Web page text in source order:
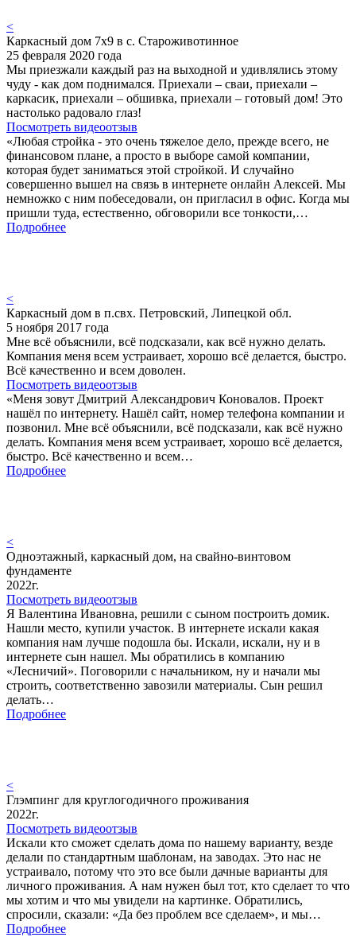
<
Каркасный дом 7х9 в с. Староживотинное
25 февраля 2020 года
Мы приезжали каждый раз на выходной и удивлялись этому
чуду - как дом поднимался. Приехали – сваи, приехали –
каркасик, приехали – обшивка, приехали – готовый дом! Это
настолько радовало глаз!
Посмотреть видеоотзыв
«Любая стройка - это очень тяжелое дело, прежде всего, не
финансовом плане, а просто в выборе самой компании,
которая будет заниматься этой стройкой. И случайно
совершенно вышел на связь в интернете онлайн Алексей. Мы
немножко с ним побеседовали, он пригласил в офис. Когда мы
пришли туда, естественно, обговорили все тонкости,…
Подробнее
<
Каркасный дом в п.свх. Петровский, Липецкой обл.
5 ноября 2017 года
Мне всё объяснили, всё подсказали, как всё нужно делать.
Компания меня всем устраивает, хорошо всё делается, быстро.
Всё качественно и всем доволен.
Посмотреть видеоотзыв
«Меня зовут Дмитрий Александрович Коновалов. Проект
нашёл по интернету. Нашёл сайт, номер телефона компании и
позвонил. Мне всё объяснили, всё подсказали, как всё нужно
делать. Компания меня всем устраивает, хорошо всё делается,
быстро. Всё качественно и всем…
Подробнее
<
Одноэтажный, каркасный дом, на свайно-винтовом
фундаменте
2022г.
Посмотреть видеоотзыв
Я Валентина Ивановна, решили с сыном построить домик.
Нашли место, купили участок. В интернете искали какая
компания нам лучше подошла бы. Искали, искали, ну и в
интернете сын нашел. Мы обратились в компанию
«Лесничий». Поговорили с начальником, ну и начали мы
строить, соответственно завозили материалы. Сын решил
делать…
Подробнее
<
Глэмпинг для круглогодичного проживания
2022г.
Посмотреть видеоотзыв
Искали кто сможет сделать дома по нашему варианту, везде
делали по стандартным шаблонам, на заводах. Это нас не
устраивало, потому что это все были дачные варианты для
личного проживания. А нам нужен был тот, кто сделает то что
мы хотим и что мы увидели на картинке. Обратились,
спросили, сказали: «Да без проблем все сделаем», и мы…
Подробнее